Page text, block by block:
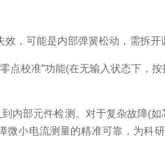
，可能是内部弹簧松动，需拆开
校准”功能(在无输入状态下，
部元件检测。对于复杂故障(如
小电流测量的精准可靠，为科